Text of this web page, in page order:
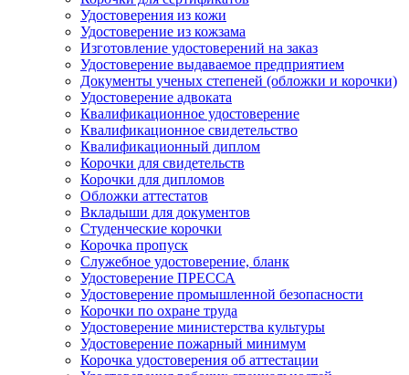
Удостоверения из кожи
Удостоверение из кожзама
Изготовление удостоверений на заказ
Удостоверение выдаваемое предприятием
Документы ученых степеней (обложки и корочки)
Удостоверение адвоката
Квалификационное удостоверение
Квалификационное свидетельство
Квалификационный диплом
Корочки для свидетельств
Корочки для дипломов
Обложки аттестатов
Вкладыши для документов
Студенческие корочки
Корочка пропуск
Служебное удостоверение, бланк
Удостоверение ПРЕССА
Удостоверение промышленной безопасности
Корочки по охране труда
Удостоверение министерства культуры
Удостоверение пожарный минимум
Корочка удостоверения об аттестации